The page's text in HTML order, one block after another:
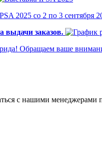
2025 со 2 по 3
выдачи заказов.
Обращаем ваше
с нашими менеджерами